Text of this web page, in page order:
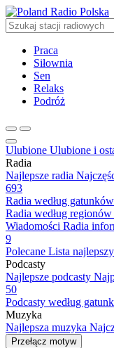
Radio Polska
Praca
Siłownia
Sen
Relaks
Podróż
Ulubione Ulubione i
Radia
Najlepsze radia
693
Radia według gatunków
Radia według regionów
Wiadomości Radia
9
Polecane Lista
Podcasty
Najlepsze podcasty
50
Podcasty według
Muzyka
Najlepsza muzyka
Przełącz motyw